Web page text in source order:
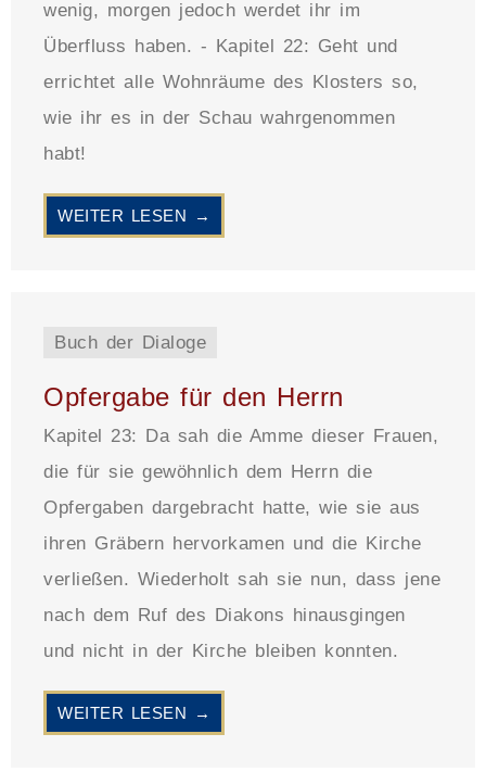
wenig, morgen jedoch werdet ihr im
Überfluss haben. - Kapitel 22: Geht und
errichtet alle Wohnräume des Klosters so,
wie ihr es in der Schau wahrgenommen
habt!
WEITER LESEN →
Buch der Dialoge
Opfergabe für den Herrn
Kapitel 23: Da sah die Amme dieser Frauen,
die für sie gewöhnlich dem Herrn die
Opfergaben dargebracht hatte, wie sie aus
ihren Gräbern hervorkamen und die Kirche
verließen. Wiederholt sah sie nun, dass jene
nach dem Ruf des Diakons hinausgingen
und nicht in der Kirche bleiben konnten.
WEITER LESEN →